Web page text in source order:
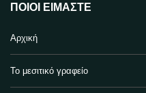
ΠΟΙΟΙ ΕΊΜΑΣΤΕ
Αρχική
Το μεσιτικό γραφείο